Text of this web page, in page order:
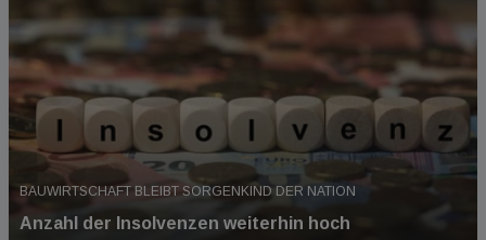
BAUWIRTSCHAFT BLEIBT SORGENKIND DER NATION
Anzahl der Insolvenzen weiterhin hoch